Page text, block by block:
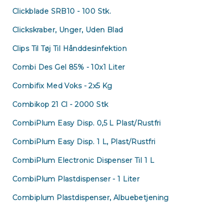
Clickblade SRB10 - 100 Stk.
Clickskraber, Unger, Uden Blad
Clips Til Tøj Til Hånddesinfektion
Combi Des Gel 85% - 10x1 Liter
Combifix Med Voks - 2x5 Kg
Combikop 21 Cl - 2000 Stk
CombiPlum Easy Disp. 0,5 L Plast/rustfri
CombiPlum Easy Disp. 1 L, Plast/rustfri
CombiPlum Electronic Dispenser Til 1 L
CombiPlum Plastdispenser - 1 Liter
Combiplum Plastdispenser, Albuebetjening